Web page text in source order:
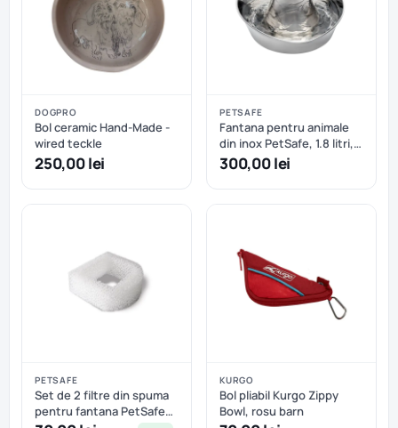
DOGPRO
Bol ceramic Hand-Made -
wired teckle
250,00 lei
PETSAFE
Fantana pentru animale
din inox PetSafe, 1.8 litri,
EU
300,00 lei
PETSAFE
Set de 2 filtre din spuma
pentru fantana PetSafe
KURGO
Bol pliabil Kurgo Zippy
Bowl, rosu barn